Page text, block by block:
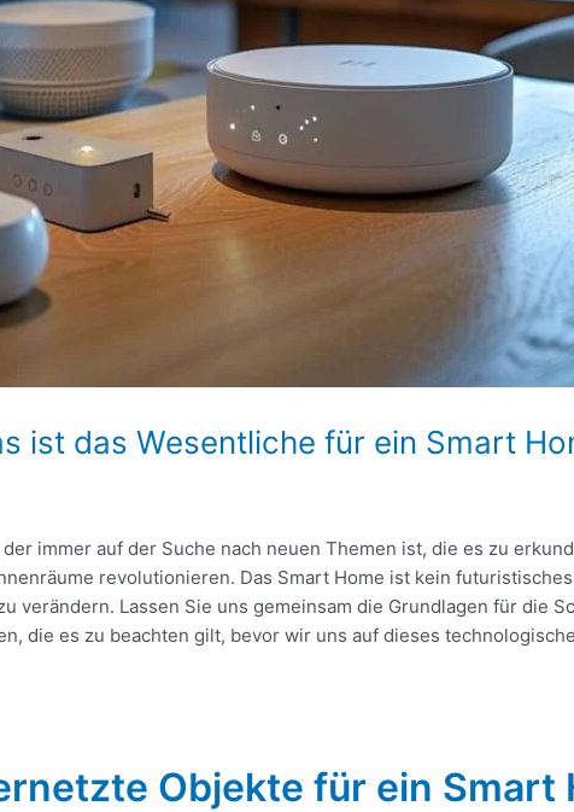
ist das Wesentliche für ein Smart
immer auf der Suche nach neuen Themen ist, die es zu
revolutionieren. Das Smart Home ist kein
verändern. Lassen Sie uns gemeinsam die Grundlagen für die
die es zu beachten gilt, bevor wir uns auf dieses
Objekte für ein Smart